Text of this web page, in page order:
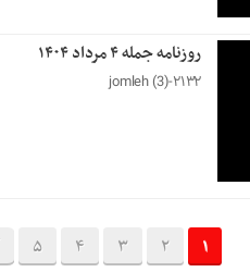
روزنامه جمله ۴ مرداد ۱۴۰۴
۲۱۳۲-jomleh (3)
1
2
3
4
5